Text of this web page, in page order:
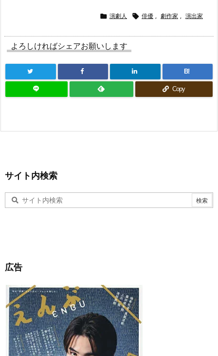
 演劇人  俳優 , 劇作家 , 演出家
よろしければシェアお願いします
B!
Copy
サイト内検索
広告